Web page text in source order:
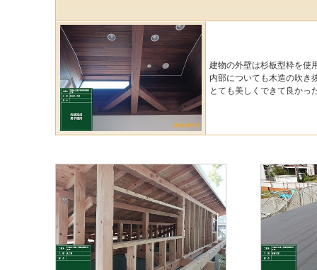
建物の外壁は杉板型枠を使
内部についても木造の吹き
とても美しくできて良かっ